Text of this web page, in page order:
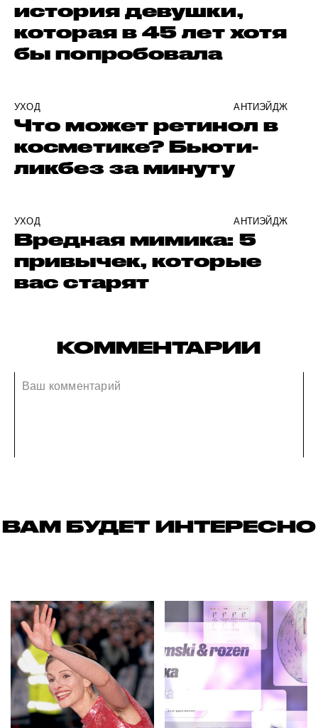
история девушки,
которая в 45 лет хотя
бы попробовала
УХОД АНТИЭЙДЖ
Что может ретинол в
косметике? Бьюти-
ликбез за минуту
УХОД АНТИЭЙДЖ
Вредная мимика: 5
привычек, которые
вас старят
КОММЕНТАРИИ
ВАМ БУДЕТ ИНТЕРЕСНО